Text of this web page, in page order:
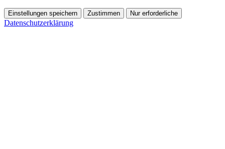
Einstellungen speichern Zustimmen Nur erforderliche
Datenschutzerklärung